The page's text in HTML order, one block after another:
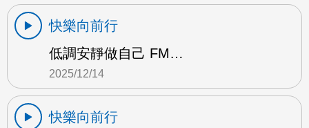
快樂向前行
低調安靜做自己 FM…
2025/12/14
快樂向前行